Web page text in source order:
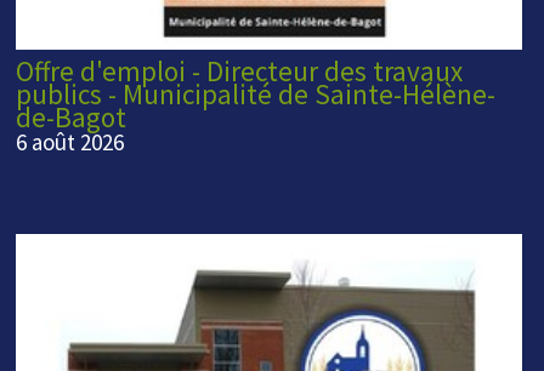
Offre d'emploi - Directeur des travaux
publics - Municipalité de Sainte-Hélène-
de-Bagot
6 août 2026